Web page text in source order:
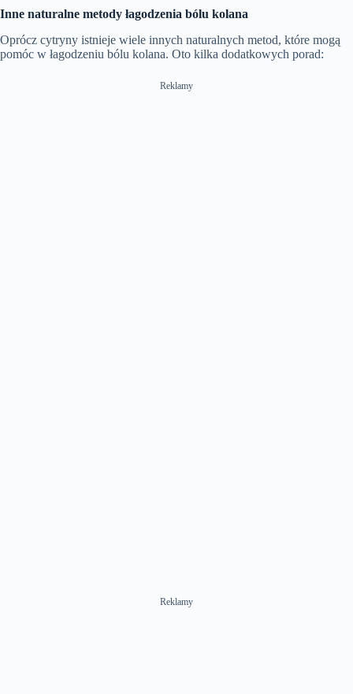
Inne naturalne metody łagodzenia bólu kolana
Oprócz cytryny istnieje wiele innych naturalnych metod, które mogą
pomóc w łagodzeniu bólu kolana. Oto kilka dodatkowych porad:
Reklamy
Reklamy